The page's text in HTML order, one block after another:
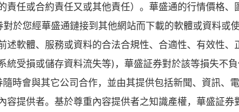
責任或合約責任又或其他責任）。華盛通的行情價格、
對於您經華盛通鏈接到其他網站而下載的軟體或資料或
述軟體、服務或資料的合法合規性、合適性、有效性
統受損或儲存資料流失等)，華盛証券對於該等損失不負
時會與其它公司合作，並由其提供包括新聞、資訊、
容提供者。基於尊重內容提供者之知識產權，華盛証